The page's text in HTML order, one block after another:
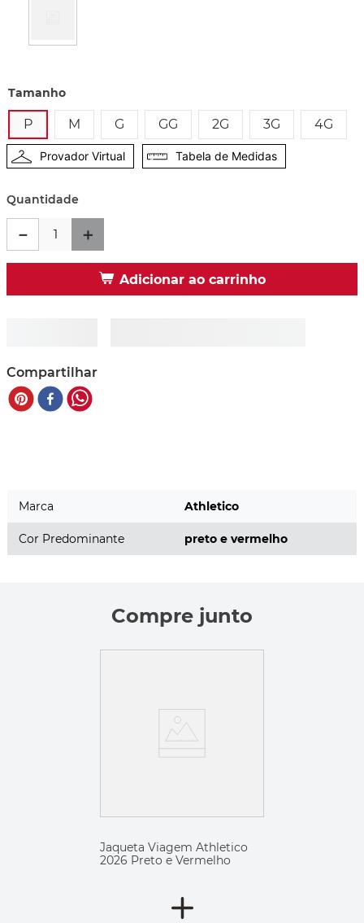
Tamanho
P M G GG 2G 3G 4G
Provador Virtual Tabela de Medidas
Quantidade
＋
－
Adicionar ao carrinho
Compartilhar
Marca Athletico
Cor Predominante preto e vermelho
Compre junto
Jaqueta Viagem Athletico
2026 Preto e Vermelho